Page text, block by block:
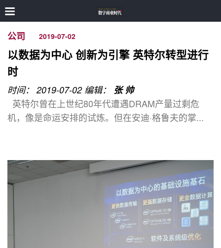
公司 2019-07-02
以数据为中心 创新为引擎 英特尔转型进行
时
时间： 2019-07-02 编辑： 张 帅
英特尔曾在上世纪80年代遭遇DRAM产量过剩危
机，像是命运安排的试炼。但在安迪·格鲁夫的掌...